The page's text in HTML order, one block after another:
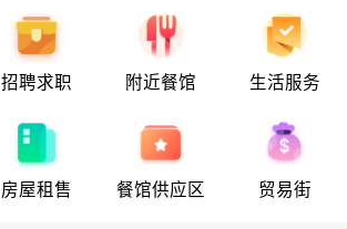
招聘求职 附近餐馆 生活服务
房屋租售 餐馆供应区 贸易街
地铁8号线部分关闭！宠物店违规罚款出
炉！
巴黎地铁音乐家海选启动！